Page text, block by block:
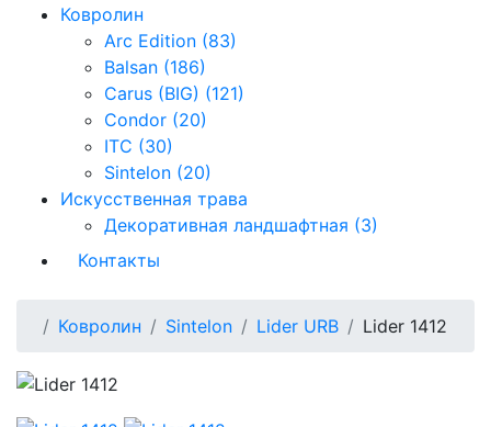
Ковролин
Arc Edition (83)
Balsan (186)
Carus (BIG) (121)
Condor (20)
ITC (30)
Sintelon (20)
Искусственная трава
Декоративная ландшафтная (3)
Контакты
Ковролин Sintelon Lider URB Lider 1412